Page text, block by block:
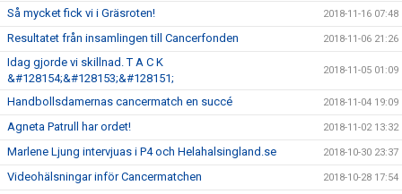
Så mycket fick vi i Gräsroten! 2018-11-16 07:48
Resultatet från insamlingen till Cancerfonden 2018-11-06 21:26
Idag gjorde vi skillnad. T A C K
&#128154;&#128153;&#128151;
2018-11-05 01:09
Handbollsdamernas cancermatch en succé 2018-11-04 19:09
Agneta Patrull har ordet! 2018-11-02 13:32
Marlene Ljung intervjuas i P4 och Helahalsingland.se 2018-10-30 23:37
Videohälsningar inför Cancermatchen 2018-10-28 17:54